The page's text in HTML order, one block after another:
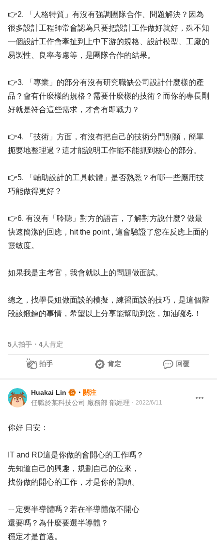
👉2. 「人格特質」有沒有強調團隊合作、問題解決？因為
很多設計工程師常會認為只要把設計工作做好就好，殊不知
一個設計工作會牽扯到上中下游的規格、設計模型、工廠的
易製性、良率考慮等，是團隊合作的結果。
👉3. 「專業」的部分有沒有研究職缺公司設計什麼樣的產
品？會有什麼樣的規格？需要什麼樣的技術？而你的專長剛
好就是符合這些需求，才會有即戰力？
👉4. 「技術」方面，有沒有把自己的技術分門別類，簡單
扼要地整理過？這才能說明工作能不能抓到核心的部分。
👉5. 「輔助設計的工具軟體」是否熟悉？有哪一些應用技
巧能做得更好？
👉6. 有沒有「聆聽」對方的語言，了解對方說什麼? 做最
快速簡潔的回應，hit the point , 這會驗證了您在反應上面的
靈敏度。
如果我是主考官，我會就以上的問題做面試。
總之，找學長姐做面談的模擬，練習面談的技巧，是這個階
段該鍛鍊的事情，希望以上分享能幫助到您，加油囉💪！
5人拍手 ・ 4人肯定
拍手 肯定 回覆
Huakai Lin ・ 關注
任職於某科技公司 廠務部 部經理 ・ 2022/6/11
你好 日安：
IT and RD這是你做的會開心的工作嗎？
先知道自己的興趣，規劃自己的位來，
找份做的開心的工作，才是你的開頭。
ㄧ定要半導體嗎？若在半導體做不開心
還要嗎？為什麼要選半導體？
穩定才是首選。